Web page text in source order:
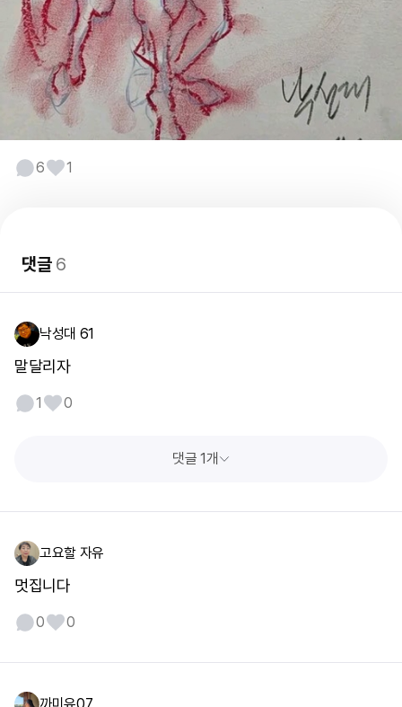
6 1
댓글6
낙성대 61
말달리자
1 0
댓글 1개
고요할 자유
멋집니다
0 0